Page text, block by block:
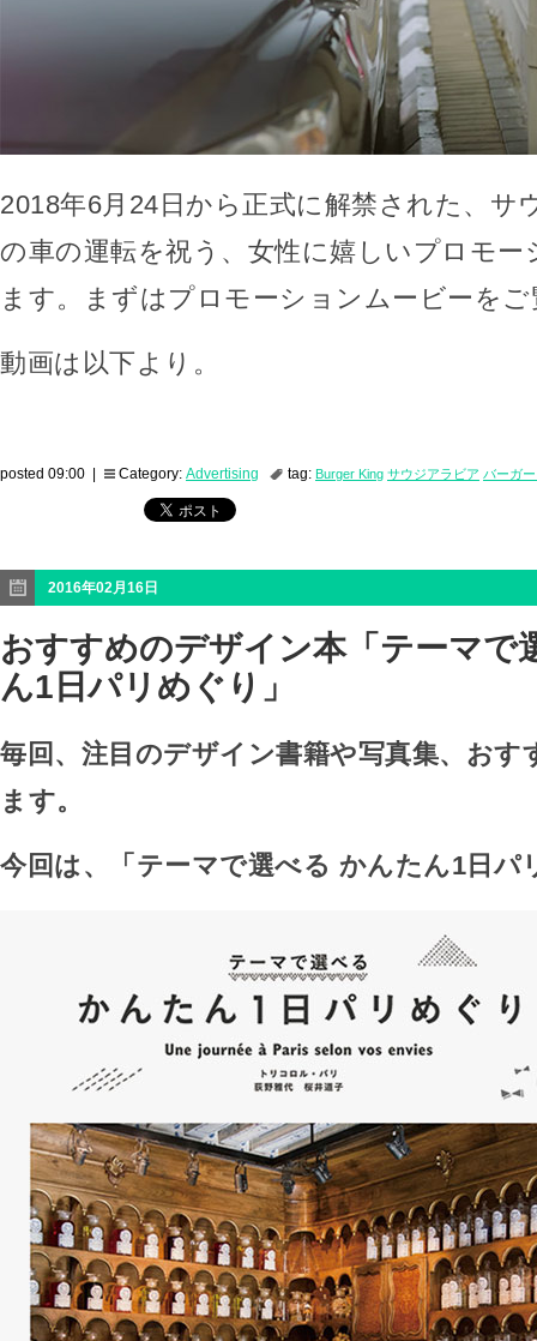
2018年6月24日から正式に解禁された、サ
の車の運転を祝う、女性に嬉しいプロモ
ます。まずはプロモーションムービーを
動画は以下より。
posted 09:00 | Category: Advertising tag: Burger King サウジアラビア バーガ
2016年02月16日
おすすめのデザイン本「テーマで
ん1日パリめぐり」
毎回、注目のデザイン書籍や写真集、おす
ます。
今回は、「テーマで選べる かんたん1日パ